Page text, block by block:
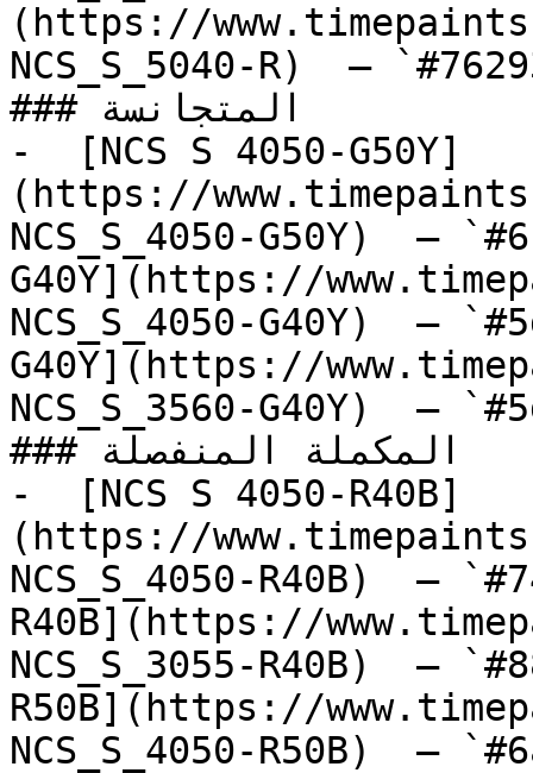
(https://
NCS_S_5040-R)  —
### المتجانسة
-  [NCS S 4050-G50Y]
(https://
NCS_S_4050-G50Y)  —
G40Y](https://
NCS_S_4050-G40Y)  —
G40Y](https://
NCS_S_3560-G40Y)  —
### المكملة المنفصلة
-  [NCS S 4050-R40B]
(https://
NCS_S_4050-R40B)  —
R40B](https://
NCS_S_3055-R40B)  —
R50B](https://
NCS_S_4050-R50B)  —